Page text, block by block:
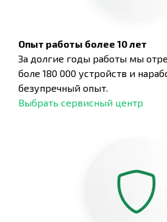
Опыт работы более 10 лет
За долгие годы работы мы
боле 180 000 устройств и
безупречный опыт.
Выбрать сервисный центр